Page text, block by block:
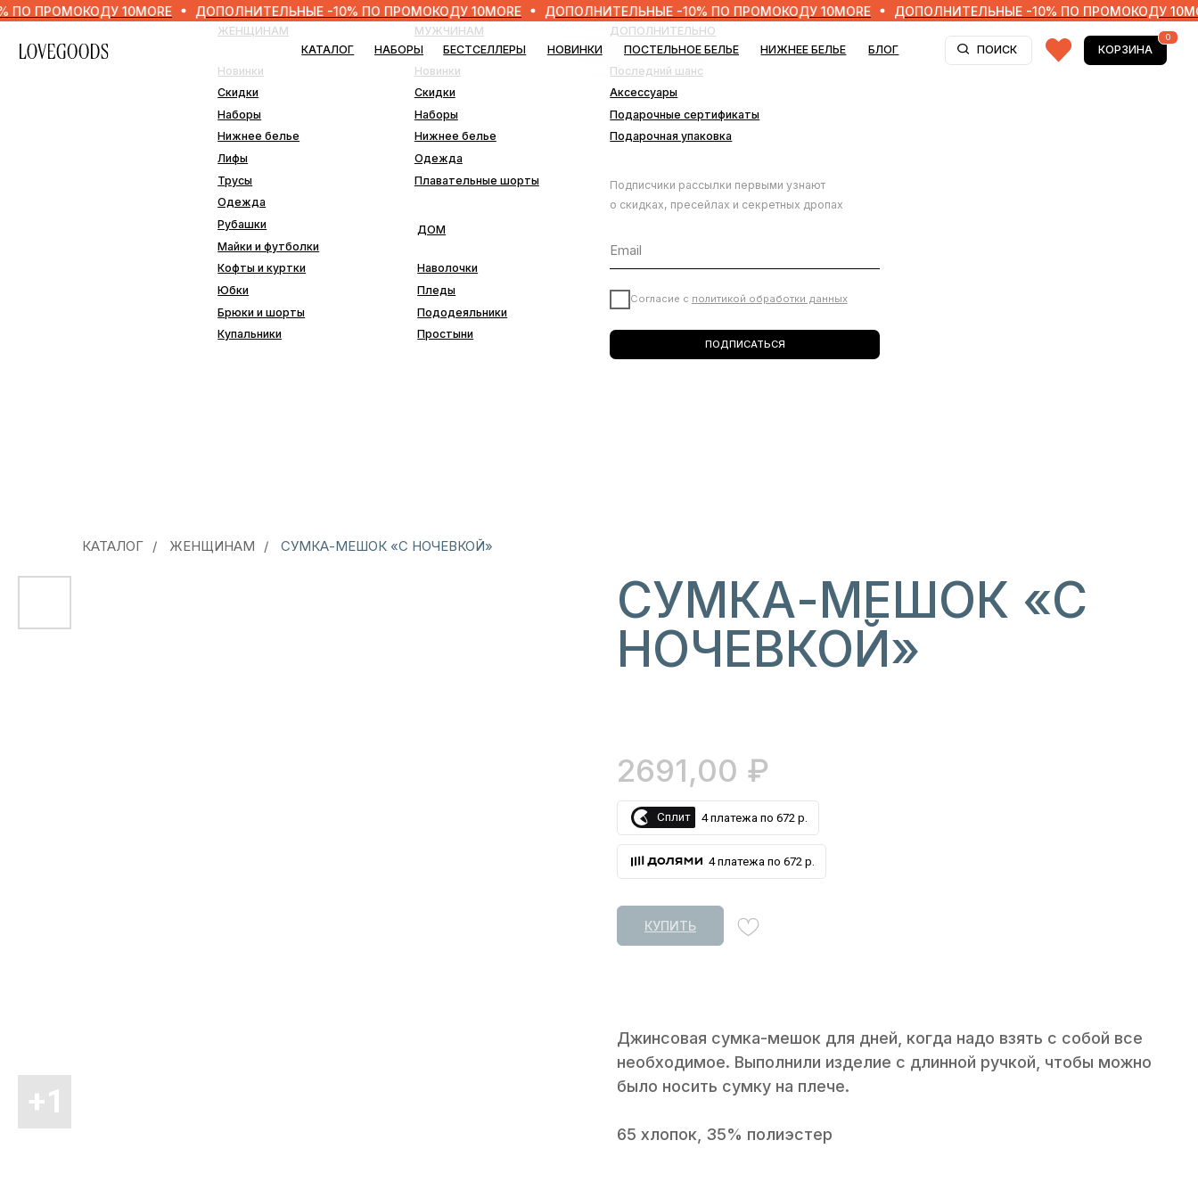
10MORE ДОПОЛНИТЕЛЬНЫЕ -10% ПО ПРОМОКОДУ 10MORE ДОПОЛНИТЕЛЬНЫЕ -10% ПО ПРОМОКОДУ 10MORE ДОПОЛНИТЕЛЬНЫЕ -10% ПО ПРОМОКОДУ 10MORE
КОРЗИНА
БЕСТСЕЛЛЕРЫ НОВИНКИ ПОСТЕЛЬНОЕ БЕЛЬЕ БЛОГ
НИЖНЕЕ БЕЛЬЕ
НАБОРЫ
КАТАЛОГ ПОИСК
ЖЕНЩИНАМ
Наволочки
Простыни
Наборы
Нижнее белье
Трусы
Рубашки
Одежда
Лифы
Плавательные шорты
Нижнее белье Подарочная упаковка
Подарочные сертификаты
МУЖЧИНАМ ДОПОЛНИТЕЛЬНО
Брюки и шорты
Купальники
Кофты и куртки
Майки и футболки
Согласие сполитикой обработки данных
ПОДПИСАТЬСЯ
о скидках, пресейлах и секретных дропах
КАТАЛОГ / ЖЕНЩИНАМ / СУМКА-МЕШОК «С НОЧЕВКОЙ»
СУМКА-МЕШОК «С
НОЧЕВКОЙ»
2691,00 ₽
Сплит 4 платежа по 672 р.
4 платежа по 672 р.
КУПИТЬ
Джинсовая сумка-мешок для дней, когда надо взять с собой все
необходимое. Выполнили изделие с длинной ручкой, чтобы можно
было носить сумку на плече.
65 хлопок, 35% полиэстер